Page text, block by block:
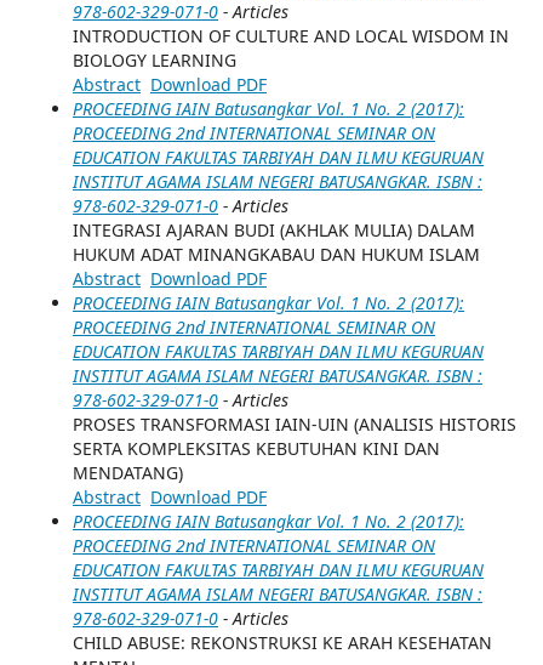
978-602-329-071-0 - Articles
INTRODUCTION OF CULTURE AND LOCAL WISDOM IN
BIOLOGY LEARNING
Abstract Download PDF
PROCEEDING IAIN Batusangkar Vol. 1 No. 2 (2017):
PROCEEDING 2nd INTERNATIONAL SEMINAR ON
EDUCATION FAKULTAS TARBIYAH DAN ILMU KEGURUAN
INSTITUT AGAMA ISLAM NEGERI BATUSANGKAR. ISBN :
978-602-329-071-0 - Articles
INTEGRASI AJARAN BUDI (AKHLAK MULIA) DALAM
HUKUM ADAT MINANGKABAU DAN HUKUM ISLAM
Abstract Download PDF
PROCEEDING IAIN Batusangkar Vol. 1 No. 2 (2017):
PROCEEDING 2nd INTERNATIONAL SEMINAR ON
EDUCATION FAKULTAS TARBIYAH DAN ILMU KEGURUAN
INSTITUT AGAMA ISLAM NEGERI BATUSANGKAR. ISBN :
978-602-329-071-0 - Articles
PROSES TRANSFORMASI IAIN-UIN (ANALISIS HISTORIS
SERTA KOMPLEKSITAS KEBUTUHAN KINI DAN
MENDATANG)
Abstract Download PDF
PROCEEDING IAIN Batusangkar Vol. 1 No. 2 (2017):
PROCEEDING 2nd INTERNATIONAL SEMINAR ON
EDUCATION FAKULTAS TARBIYAH DAN ILMU KEGURUAN
INSTITUT AGAMA ISLAM NEGERI BATUSANGKAR. ISBN :
978-602-329-071-0 - Articles
CHILD ABUSE: REKONSTRUKSI KE ARAH KESEHATAN